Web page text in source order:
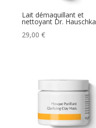
Lait démaquillant et
nettoyant Dr. Hauschka
29,00 €